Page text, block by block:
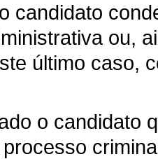
candidato
ou,
último caso,
o candidato